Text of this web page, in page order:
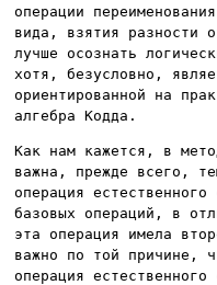
операции
вида, взятия разности
лучше осознать
хотя, безусловно,
ориентированной на
алгебра Кодда.
Как нам кажется, в
важна, прежде всего,
операция
базовых операций, в
эта операция имела
важно по той причине,
операция естественного